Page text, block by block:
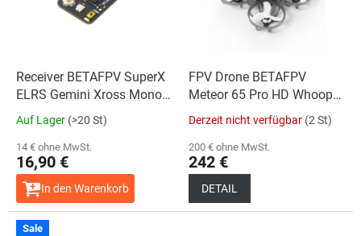
PReceiver BETAFPV SuperX
ELRS Gemini Xross Mono
(ELRS 868/915M or 2.4G)
Auf Lager (>20 St)
14 € ohne MwSt.
16,90 €
In den Warenkorb
FPV Drone BETAFPV
Meteor 65 Pro HD Whoop
O4 Version
Derzeit nicht verfügbar (2 St)
200 € ohne MwSt.
242 €
DETAIL
Sale